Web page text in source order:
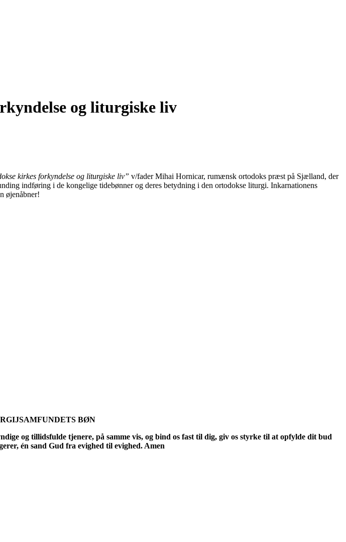
og liturgiske liv
kirkes forkyndelse og liturgiske liv” v/fader Mihai Hornicar, rumænsk ortodoks præst på Sjælland, der
indføring i de kongelige tidebønner og deres betydning i den ortodokse liturgi. Inkarnationens
øjenåbner!
BØN
og tillidsfulde tjenere, på samme vis, og bind os fast til dig, giv os styrke til at opfylde dit bud
én sand Gud fra evighed til evighed. Amen